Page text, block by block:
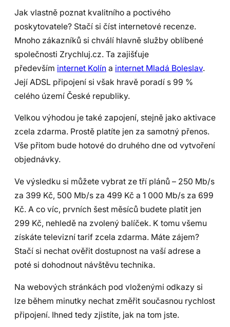
Jak vlastně poznat kvalitního a poctivého
poskytovatele? Stačí si číst internetové recenze.
Mnoho zákazníků si chválí hlavně služby oblíbené
společnosti Zrychluj.cz. Ta zajišťuje
především internet Kolín a internet Mladá Boleslav.
Její ADSL připojení si však hravě poradí s 99 %
celého území České republiky.
Velkou výhodou je také zapojení, stejně jako aktivace
zcela zdarma. Prostě platíte jen za samotný přenos.
Vše přitom bude hotové do druhého dne od vytvoření
objednávky.
Ve výsledku si můžete vybrat ze tří plánů – 250 Mb/s
za 399 Kč, 500 Mb/s za 499 Kč a 1 000 Mb/s za 699
Kč. A co víc, prvních šest měsíců budete platit jen
299 Kč, nehledě na zvolený balíček. K tomu všemu
získáte televizní tarif zcela zdarma. Máte zájem?
Stačí si nechat ověřit dostupnost na vaší adrese a
poté si dohodnout návštěvu technika.
Na webových stránkách pod vloženými odkazy si
lze během minutky nechat změřit současnou rychlost
připojení. Ihned tedy zjistíte, jak na tom jste.